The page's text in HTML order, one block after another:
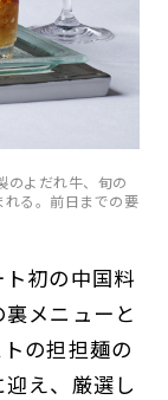
のよだれ牛、旬の
る。前日までの要
初の中国料
メニューと
の担担麺の
え、厳選し